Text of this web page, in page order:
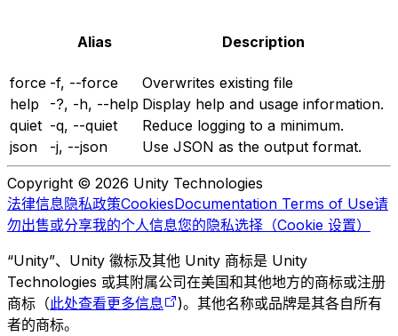
Alias Description
force -f, --force
Overwrites existing file
help
-?, -h, --help Display help and usage information.
quiet -q, --quiet
Reduce logging to a minimum.
json
-j, --json Use JSON as the output format.
Copyright © 2026 Unity Technologies
法律信息隐私政策CookiesDocumentation Terms of Use请
勿出售或分享我的个人信息您的隐私选择（Cookie 设置）
“Unity”、Unity 徽标及其他 Unity 商标是 Unity
Technologies 或其附属公司在美国和其他地方的商标或注册
商标（此处查看更多信息
)。其他名称或品牌是其各自所有
者的商标。